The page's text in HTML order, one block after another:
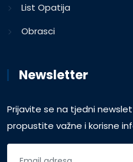
List Opatija
Obrasci
Newsletter
Prijavite se na tjedni
propustite važne i korisne